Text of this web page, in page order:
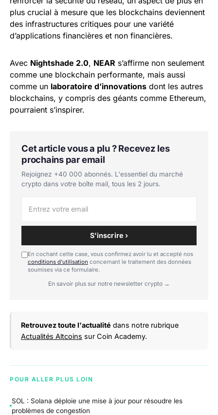
plus crucial à mesure que les blockchains deviennent
des infrastructures critiques pour une variété
d’applications financières et non financières.
Avec Nightshade 2.0, NEAR s’affirme non seulement
comme une blockchain performante, mais aussi
comme un laboratoire d’innovations dont les autres
blockchains, y compris des géants comme Ethereum,
pourraient s’inspirer.
Cet article vous a plu ? Recevez les
prochains par email
Rejoignez +40 000 abonnés. L'essentiel du marché
crypto dans votre boîte mail, tous les 2 jours.
S'inscrire ›
En cochant cette case, vous confirmez avoir lu et accepté nos
conditions d'utilisation concernant le traitement des données
soumises via ce formulaire.
En savoir plus sur notre newsletter crypto →
Retrouvez toute l'actualité dans notre rubrique
Actualités Altcoins sur Coin Academy.
POUR ALLER PLUS LOIN
SOL : Solana déploie une mise à jour pour résoudre les
problèmes de congestion